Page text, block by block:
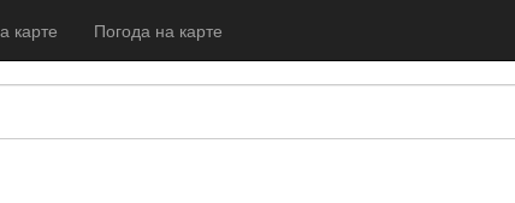
карте Погода на карте